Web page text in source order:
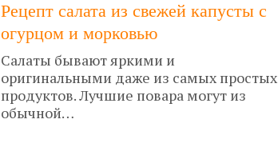
Рецепт салата из свежей капусты с
огурцом и морковью
Салаты бывают яркими и
оригинальными даже из самых простых
продуктов. Лучшие повара могут из
обычной…